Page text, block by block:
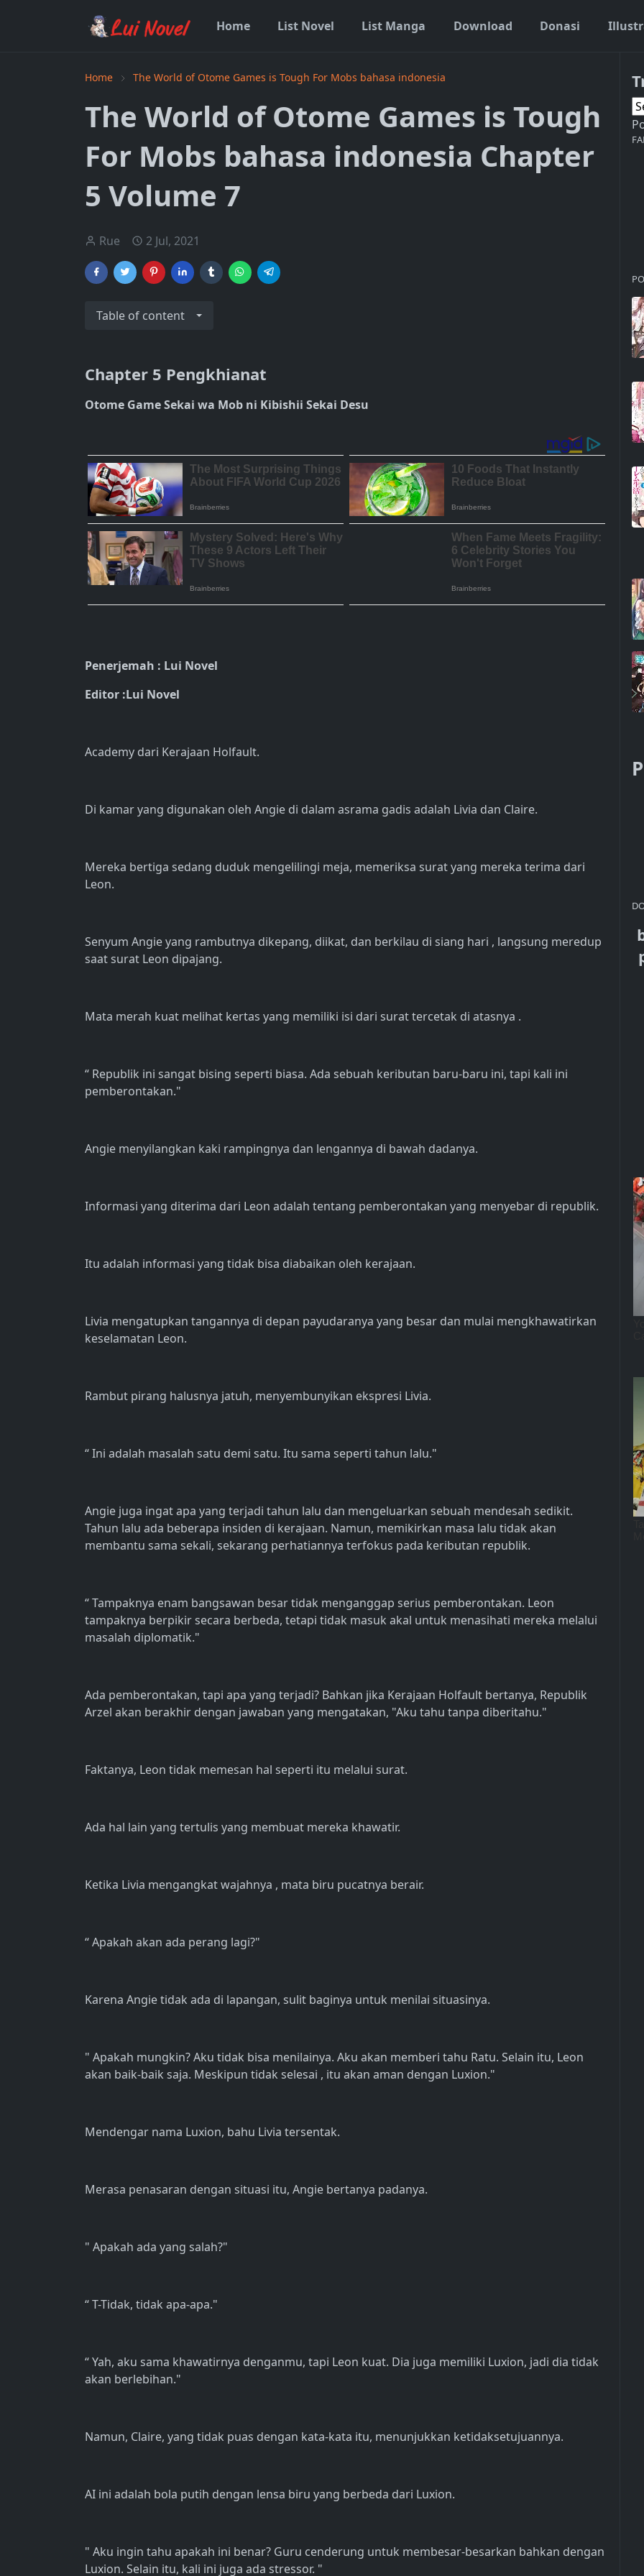
Home List Novel List Manga Download Donasi
Home The World of Otome Games is Tough For Mobs bahasa indonesia
The World of Otome Games is Tough
For Mobs bahasa indonesia Chapter
5 Volume 7
Rue 2 Jul, 2021
Table of content
Chapter 5 Pengkhianat
Otome Game Sekai wa Mob ni Kibishii Sekai Desu
Penerjemah : Lui Novel
Editor :Lui Novel
Academy dari Kerajaan Holfault.
Di kamar yang digunakan oleh Angie di dalam asrama gadis adalah Livia dan Claire.
Mereka bertiga sedang duduk mengelilingi meja, memeriksa surat yang mereka terima dari
Leon.
Senyum Angie yang rambutnya dikepang, diikat, dan berkilau di siang hari , langsung meredup
saat surat Leon dipajang.
Mata merah kuat melihat kertas yang memiliki isi dari surat tercetak di atasnya .
“ Republik ini sangat bising seperti biasa. Ada sebuah keributan baru-baru ini, tapi kali ini
pemberontakan."
Angie menyilangkan kaki rampingnya dan lengannya di bawah dadanya.
Informasi yang diterima dari Leon adalah tentang pemberontakan yang menyebar di republik.
Itu adalah informasi yang tidak bisa diabaikan oleh kerajaan.
Livia mengatupkan tangannya di depan payudaranya yang besar dan mulai mengkhawatirkan
keselamatan Leon.
Rambut pirang halusnya jatuh, menyembunyikan ekspresi Livia.
“ Ini adalah masalah satu demi satu. Itu sama seperti tahun lalu."
Angie juga ingat apa yang terjadi tahun lalu dan mengeluarkan sebuah mendesah sedikit.
Tahun lalu ada beberapa insiden di kerajaan. Namun, memikirkan masa lalu tidak akan
membantu sama sekali, sekarang perhatiannya terfokus pada keributan republik.
“ Tampaknya enam bangsawan besar tidak menganggap serius pemberontakan. Leon
tampaknya berpikir secara berbeda, tetapi tidak masuk akal untuk menasihati mereka melalui
masalah diplomatik."
Ada pemberontakan, tapi apa yang terjadi? Bahkan jika Kerajaan Holfault bertanya, Republik
Arzel akan berakhir dengan jawaban yang mengatakan, "Aku tahu tanpa diberitahu."
Faktanya, Leon tidak memesan hal seperti itu melalui surat.
Ada hal lain yang tertulis yang membuat mereka khawatir.
Ketika Livia mengangkat wajahnya , mata biru pucatnya berair.
“ Apakah akan ada perang lagi?"
Karena Angie tidak ada di lapangan, sulit baginya untuk menilai situasinya.
" Apakah mungkin? Aku tidak bisa menilainya. Aku akan memberi tahu Ratu. Selain itu, Leon
akan baik-baik saja. Meskipun tidak selesai , itu akan aman dengan Luxion."
Mendengar nama Luxion, bahu Livia tersentak.
Merasa penasaran dengan situasi itu, Angie bertanya padanya.
" Apakah ada yang salah?"
“ T-Tidak, tidak apa-apa."
“ Yah, aku sama khawatirnya denganmu, tapi Leon kuat. Dia juga memiliki Luxion, jadi dia tidak
akan berlebihan."
Namun, Claire, yang tidak puas dengan kata-kata itu, menunjukkan ketidaksetujuannya.
AI ini adalah bola putih dengan lensa biru yang berbeda dari Luxion.
" Aku ingin tahu apakah ini benar? Guru cenderung untuk membesar-besarkan bahkan dengan
Luxion. Selain itu, kali ini juga ada stressor. "